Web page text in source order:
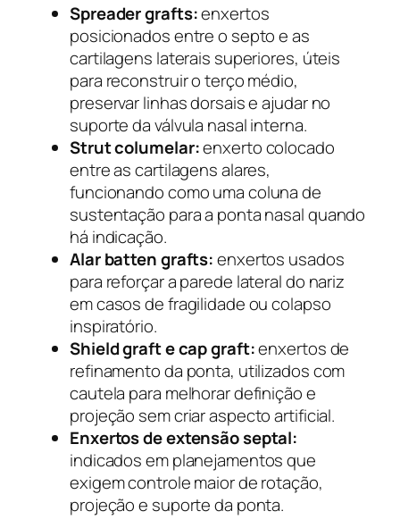
Spreader grafts:enxertos
posicionados entre o septo e as
cartilagens laterais superiores, úteis
para reconstruir o terço médio,
preservar linhas dorsais e ajudar no
suporte da válvula nasal interna.
Strut columelar:enxerto colocado
entre as cartilagens alares,
funcionando como uma coluna de
sustentação para a ponta nasal quando
há indicação.
Alar batten grafts:enxertos usados
para reforçar a parede lateral do nariz
em casos de fragilidade ou colapso
inspiratório.
Shield graft e cap graft:enxertos de
refinamento da ponta, utilizados com
cautela para melhorar definição e
projeção sem criar aspecto artificial.
Enxertos de extensão septal:
indicados em planejamentos que
exigem controle maior de rotação,
projeção e suporte da ponta.